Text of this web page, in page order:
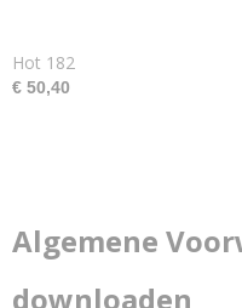
Hot 182
€ 50,40
Algemene
downloaden